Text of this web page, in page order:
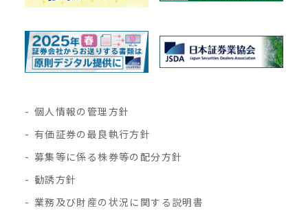
個人情報の管理方針
有価証券の最良執行方針
募集等に係る株券等の配分方針
勧誘方針
業務及び財産の状況に関する説明書